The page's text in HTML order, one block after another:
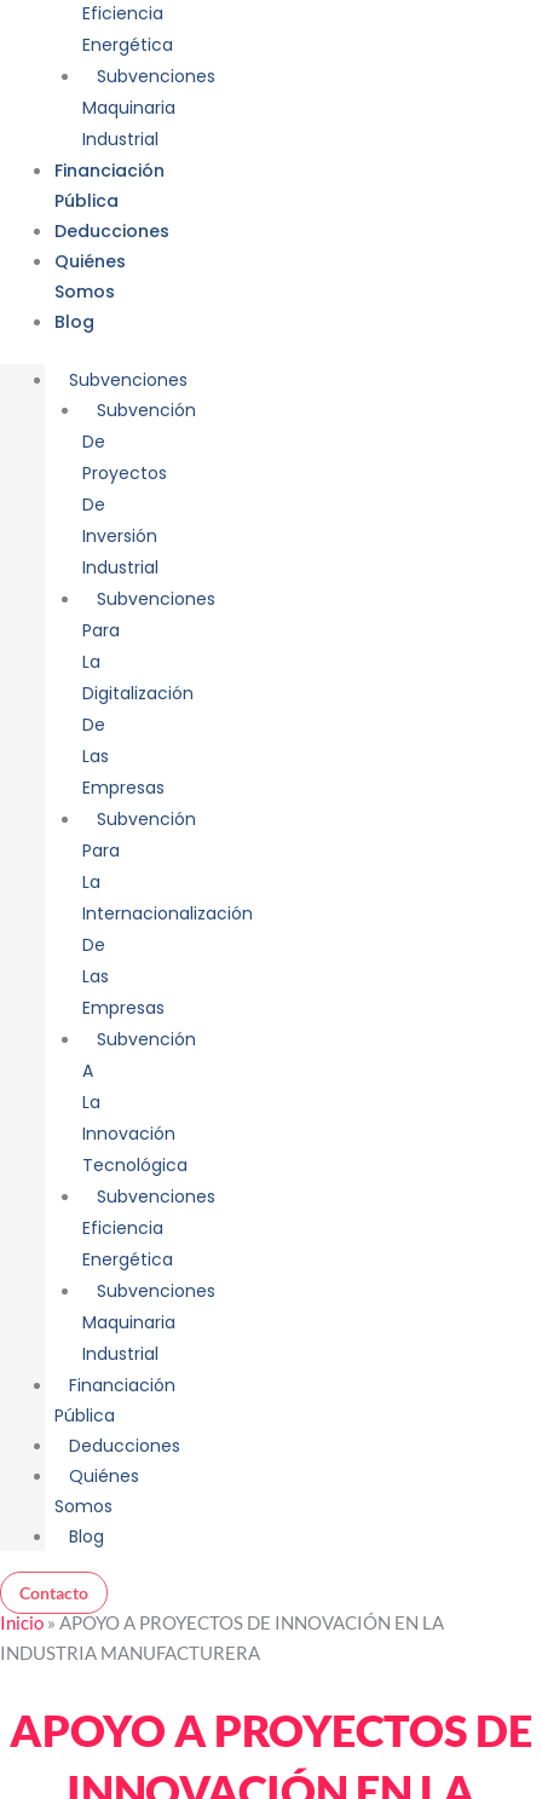
Eficiencia
Energética
Subvenciones
Maquinaria
Industrial
Financiación
Pública
Deducciones
Quiénes
Somos
Blog
Subvenciones
Subvención
De
Proyectos
De
Inversión
Industrial
Subvenciones
Para
La
Digitalización
De
Las
Empresas
Subvención
Para
La
Internacionalización
De
Las
Empresas
Subvención
A
La
Innovación
Tecnológica
Subvenciones
Eficiencia
Energética
Subvenciones
Maquinaria
Industrial
Financiación
Pública
Deducciones
Quiénes
Somos
Blog
Contacto
Inicio » APOYO A PROYECTOS DE INNOVACIÓN EN LA
INDUSTRIA MANUFACTURERA
APOYO A PROYECTOS DE